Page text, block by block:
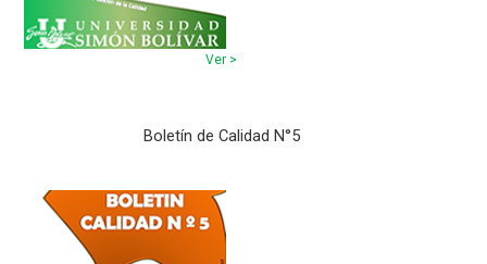
Ver >
Boletín de Calidad N°5